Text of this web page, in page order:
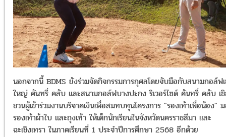
นอกจากนี้ BDMS ยังร่วมจัดกิจกรรมการกุศลโดยจับมือกับสนามกอล์ฟ
ใหญ่ คันทรี่ คลับ และสนามกอล์ฟบางปะกง ริเวอร์ไซด์ คันทรี่ คลับ เ
ชวนผู้เข้าร่วมงานบริจาคเงินเพื่อสมทบทุนโครงการ "รองเท้าเพื่อน้อง"
รองเท้าผ้าใบ และถุงเท้า ให้เด็กนักเรียนในจังหวัดนครราชสีมา และ
ฉะเชิงเทรา ในภาคเรียนที่ 1 ประจำปีการศึกษา 2568 อีกด้วย